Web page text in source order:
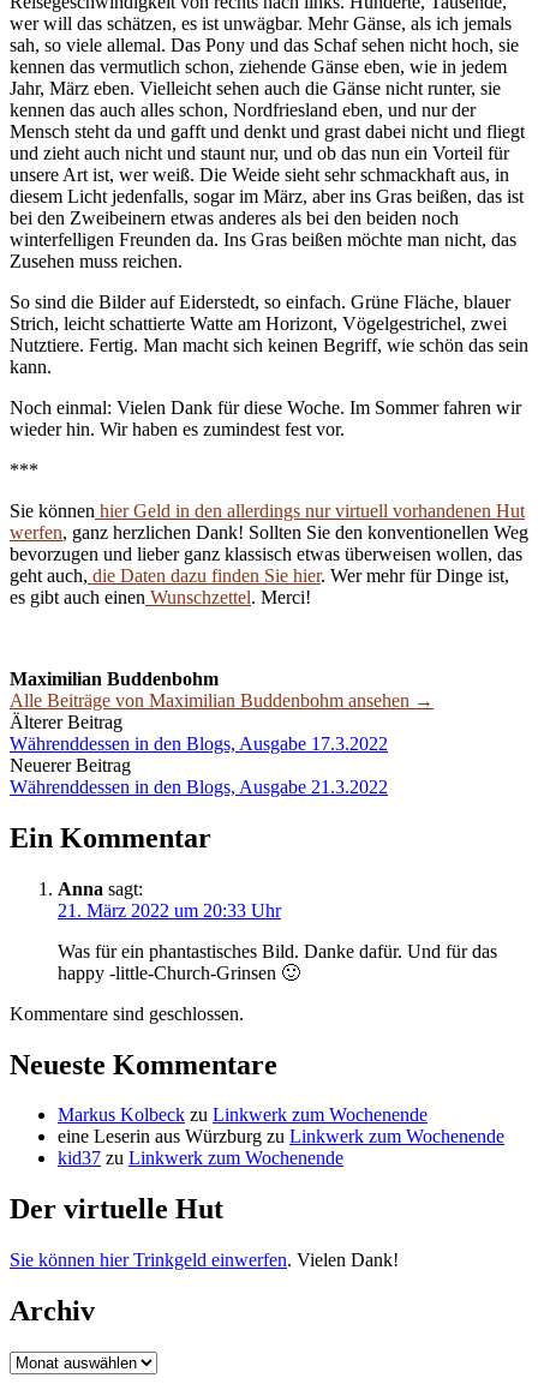
wer will das schätzen, es ist unwägbar. Mehr Gänse, als ich jemals
sah, so viele allemal. Das Pony und das Schaf sehen nicht hoch, sie
kennen das vermutlich schon, ziehende Gänse eben, wie in jedem
Jahr, März eben. Vielleicht sehen auch die Gänse nicht runter, sie
kennen das auch alles schon, Nordfriesland eben, und nur der
Mensch steht da und gafft und denkt und grast dabei nicht und fliegt
und zieht auch nicht und staunt nur, und ob das nun ein Vorteil für
unsere Art ist, wer weiß. Die Weide sieht sehr schmackhaft aus, in
diesem Licht jedenfalls, sogar im März, aber ins Gras beißen, das ist
bei den Zweibeinern etwas anderes als bei den beiden noch
winterfelligen Freunden da. Ins Gras beißen möchte man nicht, das
Zusehen muss reichen.
So sind die Bilder auf Eiderstedt, so einfach. Grüne Fläche, blauer
Strich, leicht schattierte Watte am Horizont, Vögelgestrichel, zwei
Nutztiere. Fertig. Man macht sich keinen Begriff, wie schön das sein
kann.
Noch einmal: Vielen Dank für diese Woche. Im Sommer fahren wir
wieder hin. Wir haben es zumindest fest vor.
***
Sie können hier Geld in den allerdings nur virtuell vorhandenen Hut
werfen, ganz herzlichen Dank! Sollten Sie den konventionellen Weg
bevorzugen und lieber ganz klassisch etwas überweisen wollen, das
geht auch, die Daten dazu finden Sie hier. Wer mehr für Dinge ist,
es gibt auch einen Wunschzettel. Merci!
Maximilian Buddenbohm
Alle Beiträge von Maximilian Buddenbohm ansehen →
Beitrags-
Navigation
Älterer Beitrag
Währenddessen in den Blogs, Ausgabe 17.3.2022
Neuerer Beitrag
Währenddessen in den Blogs, Ausgabe 21.3.2022
Ein Kommentar
Anna sagt:
21. März 2022 um 20:33 Uhr
Was für ein phantastisches Bild. Danke dafür. Und für das
happy -little-Church-Grinsen 🙂
Kommentare sind geschlossen.
Neueste Kommentare
Markus Kolbeck zu Linkwerk zum Wochenende
eine Leserin aus Würzburg zu Linkwerk zum Wochenende
kid37 zu Linkwerk zum Wochenende
Der virtuelle Hut
Sie können hier Trinkgeld einwerfen. Vielen Dank!
Archiv
Archiv